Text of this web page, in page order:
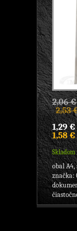
2,06 €
2,53
1,29 €
1,58 €
Skladom
obal
značka: